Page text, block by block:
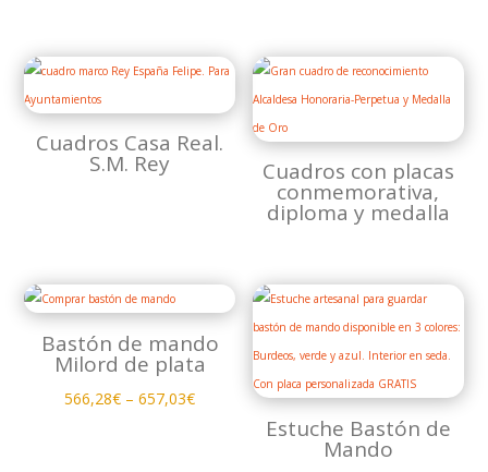
Cuadros Casa Real.
S.M. Rey Cuadros con placas
conmemorativa,
diploma y medalla
Bastón de mando
Milord de plata
566,28€ –657,03€
Estuche Bastón de
Mando